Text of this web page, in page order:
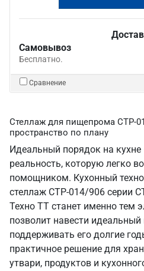
Самовывоз
Бесплатно.
Сравнение
Стеллаж для пищепрома СТР-
пространство по плану
Идеальный порядок на кухне
реальность, которую легко
помощником. Кухонный
стеллаж СТР-014/906 серии
Техно ТТ станет именно тем
позволит навести
поддерживать его долгие
практичное решение для
утвари, продуктов и